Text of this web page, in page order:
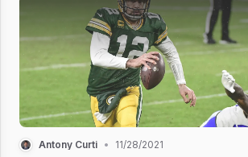
Antony Curti • 11/28/2021